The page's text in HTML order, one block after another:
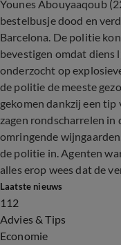
Younes Abouyaaqoub
bestelbusje dood en
Barcelona. De politie
bevestigen omdat diens
onderzocht op
de politie de meeste
gekomen dankzij een
zagen rondscharrelen in
omringende
de politie in. Agenten
alles erop wees dat de
Laatste nieuws
112
Advies & Tips
Economie